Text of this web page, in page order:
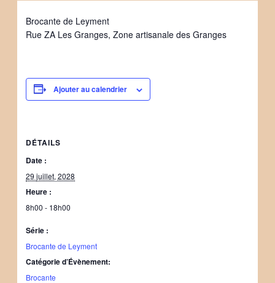
Brocante de Leyment
Rue ZA Les Granges, Zone artisanale des Granges
Ajouter au calendrier
DÉTAILS
Date :
29 juillet, 2028
Heure :
8h00 - 18h00
Série :
Brocante de Leyment
Catégorie d’Évènement:
Brocante